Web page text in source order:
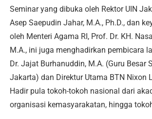
Seminar yang dibuka oleh Rektor UIN
Asep Saepudin Jahar, M.A., Ph.D., dan
oleh Menteri Agama RI, Prof. Dr. KH.
M.A., ini juga menghadirkan pembicara
Dr. Jajat Burhanuddin, M.A. (Guru Besar
Jakarta) dan Direktur Utama BTN Nixon
Hadir pula tokoh-tokoh nasional dari
organisasi kemasyarakatan, hingga